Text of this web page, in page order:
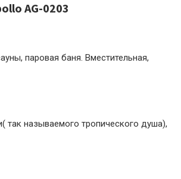
AG-0203
паровая баня. Вместительная,
так называемого тропического душа),